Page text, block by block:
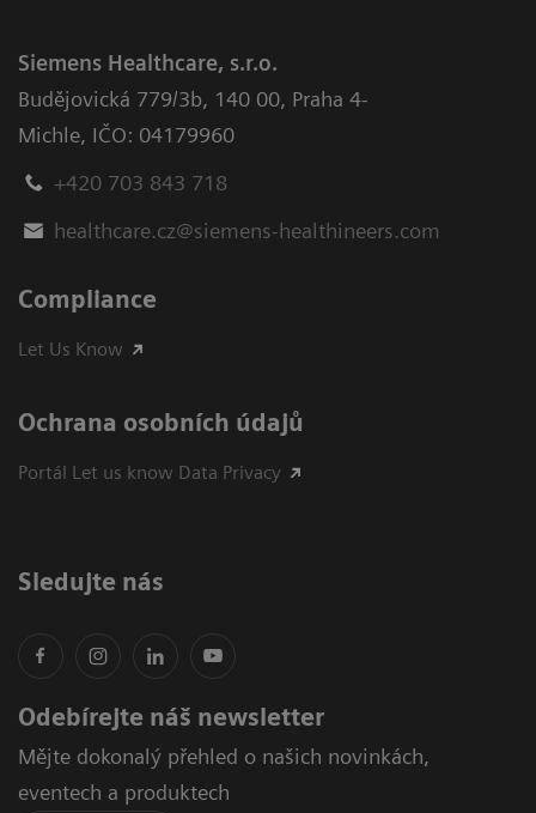
Siemens Healthcare, s.r.o.
Budějovická 779/3b, 140 00, Praha 4-
Michle, IČO: 04179960
+420 703 843 718
healthcare.cz@siemens-healthineers.com
Compliance
Let Us Know
Ochrana osobních údajů
Portál Let us know Data Privacy
Sledujte nás
Odebírejte náš newsletter
Mějte dokonalý přehled o našich novinkách,
eventech a produktech